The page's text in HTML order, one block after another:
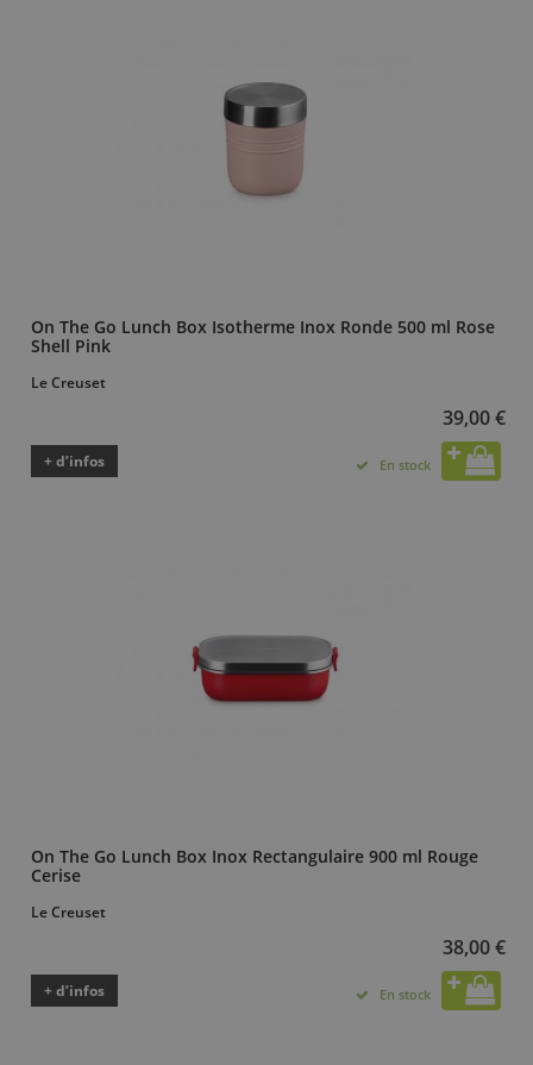
On The Go Lunch Box Isotherme Inox Ronde 500 ml Rose
Shell Pink
Le Creuset
39,00 €
+ d’infos En stock
On The Go Lunch Box Inox Rectangulaire 900 ml Rouge
Cerise
Le Creuset
38,00 €
+ d’infos En stock